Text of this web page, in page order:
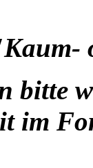
bitte
im